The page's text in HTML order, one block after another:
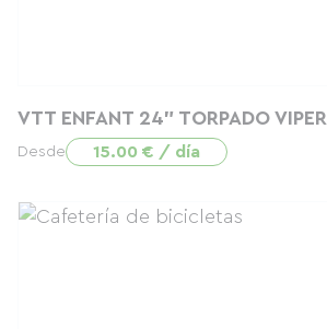
VTT ENFANT 24" TORPADO VIPER
Desde 15.00 € / día